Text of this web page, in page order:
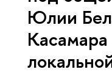
Юлии